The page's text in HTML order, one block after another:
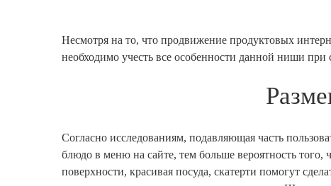
Несмотря на то, что продвижение продуктовых
необходимо учесть все особенности данной ниши
Согласно исследованиям, подавляющая часть
блюдо в меню на сайте, тем больше вероятность
поверхности, красивая посуда, скатерти помогут